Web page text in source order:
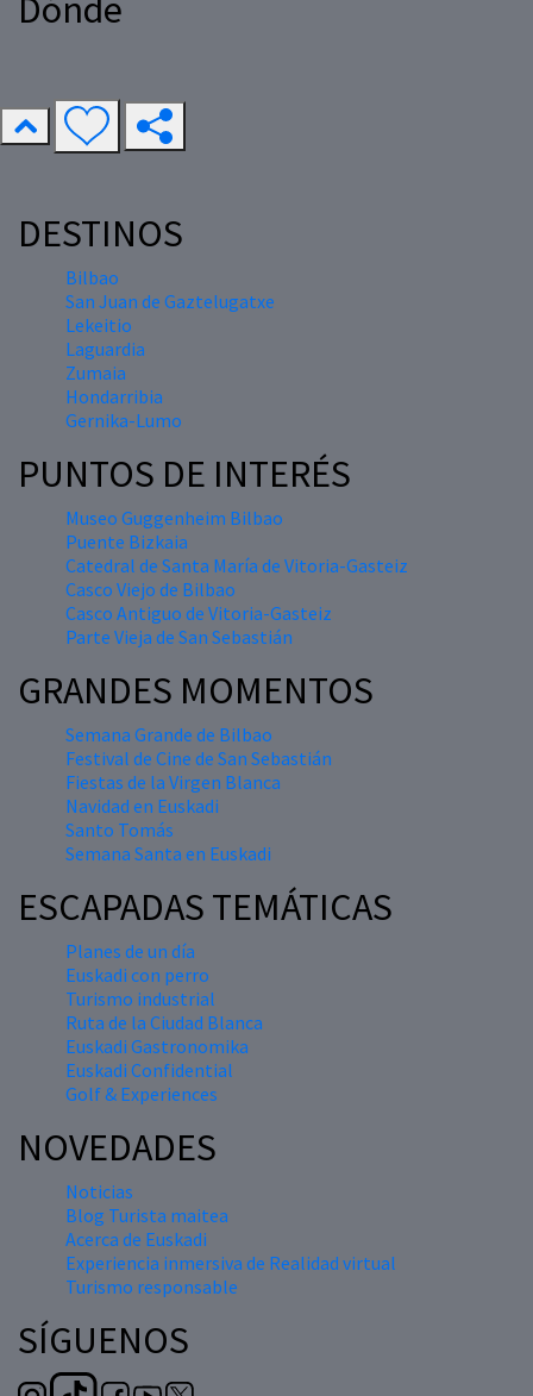
Dónde
DESTINOS
Bilbao
San Juan de Gaztelugatxe
Lekeitio
Laguardia
Zumaia
Hondarribia
Gernika-Lumo
PUNTOS DE INTERÉS
Museo Guggenheim Bilbao
Puente Bizkaia
Catedral de Santa María de Vitoria-Gasteiz
Casco Viejo de Bilbao
Casco Antiguo de Vitoria-Gasteiz
Parte Vieja de San Sebastián
GRANDES MOMENTOS
Semana Grande de Bilbao
Festival de Cine de San Sebastián
Fiestas de la Virgen Blanca
Navidad en Euskadi
Santo Tomás
Semana Santa en Euskadi
ESCAPADAS TEMÁTICAS
Planes de un día
Euskadi con perro
Turismo industrial
Ruta de la Ciudad Blanca
Euskadi Gastronomika
Euskadi Confidential
Golf & Experiences
NOVEDADES
Noticias
Blog Turista maitea
Acerca de Euskadi
Experiencia inmersiva de Realidad virtual
Turismo responsable
SÍGUENOS